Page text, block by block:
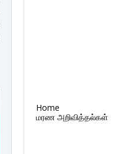
Home
மரண அறிவித்தல்கள்